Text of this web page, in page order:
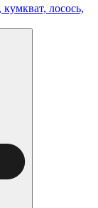
лосось,